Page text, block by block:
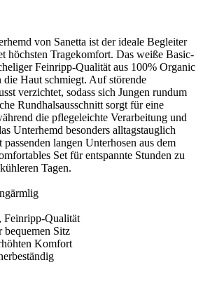
von Sanetta ist der ideale Begleiter
höchsten Tragekomfort. Das weiße Basic-
Feinripp-Qualität aus 100% Organic
die Haut schmiegt. Auf störende
verzichtet, sodass sich Jungen rundum
Rundhalsausschnitt sorgt für eine
die pflegeleichte Verarbeitung und
Unterhemd besonders alltagstauglich
langen Unterhosen aus dem
Set für entspannte Stunden zu
Tagen.
Feinripp-Qualität
bequemen Sitz
Komfort